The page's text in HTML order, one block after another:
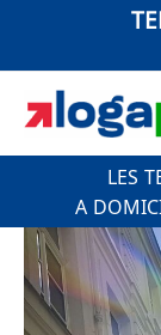
contenu
LES
A